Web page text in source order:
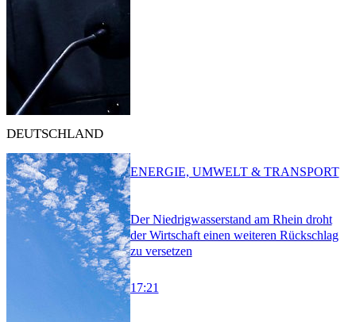
DEUTSCHLAND
Der Niedrigwasserstand am Rhein droht
der Wirtschaft einen weiteren Rückschlag
zu versetzen
17:21
ENERGIE, UMWELT & TRANSPORT